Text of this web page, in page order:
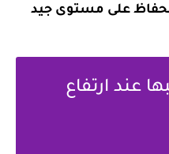
على مستوى جيد
عند ارتفاع